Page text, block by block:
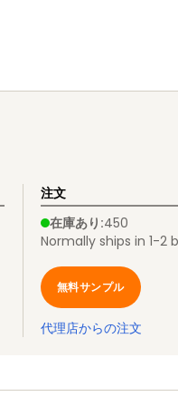
注文
在庫あり :450
Normally ships in 1-2
無料サンプル
代理店からの注文